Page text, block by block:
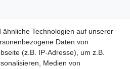
Kontakt
Technologien auf unserer
Daten von
(z.B. IP-Adresse), um z.B.
Medien von